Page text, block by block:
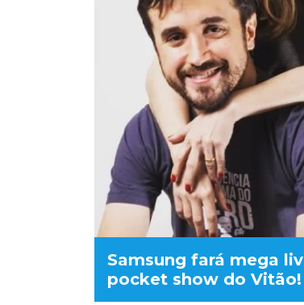
Samsung fará mega
pocket show do Vitão!